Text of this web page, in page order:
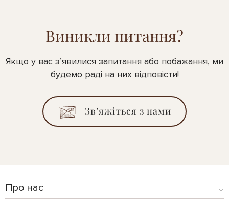
Виникли питання?
Якщо у вас з’явилися запитання або побажання, ми
будемо раді на них відповісти!
Зв’яжіться з нами
Про нас